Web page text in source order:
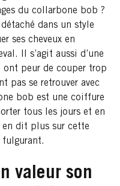
du collarbone bob ?
dans un style
ses cheveux en
Il s’agit aussi d’une
peur de couper trop
pas se retrouver avec
bob est une coiffure
tous les jours et en
en dit plus sur cette
fulgurant.
valeur son